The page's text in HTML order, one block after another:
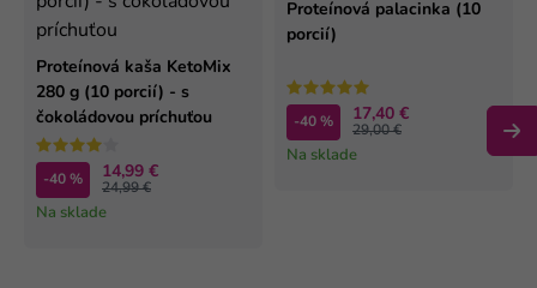
Proteínová kaša KetoMix
280 g (10 porcií) - s
čokoládovou príchuťou
-40 % 14,99 €
24,99 €
Na sklade
Proteínová palacinka (10
porcií)
-40 % 17,40 €
29,00 €
Na sklade